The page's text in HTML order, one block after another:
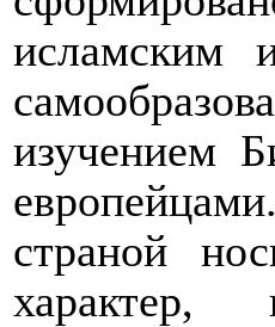
исламским
изучением
страной
характер,